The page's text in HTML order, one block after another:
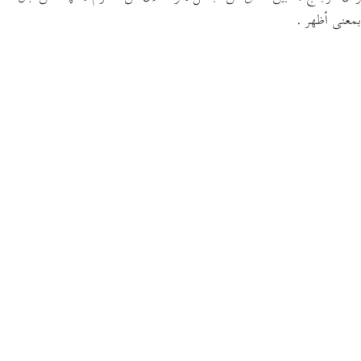
بمعنى أظهر .